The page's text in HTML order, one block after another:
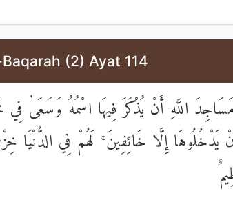
(2) Ayat 114
اللَّهِ أَنْ يُذْكَرَ فِيهَا اسْمُهُ وَسَعَىٰ فِي
إِلَّا خَائِفِينَ ۚ لَهُمْ فِي الدُّنْيَا